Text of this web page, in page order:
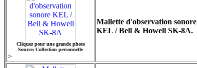
Cliquez pour une grande photo
Source: Collection personnelle
>
Mallette d'observation sonore
KEL / Bell & Howell SK-8A.